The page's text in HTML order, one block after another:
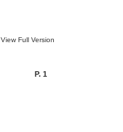
View Full Version
P. 1